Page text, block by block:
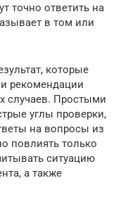
точно ответить на
в том или
которые
рекомендации
случаев. Простыми
углы проверки,
на вопросы из
повлиять только
ситуацию
а также